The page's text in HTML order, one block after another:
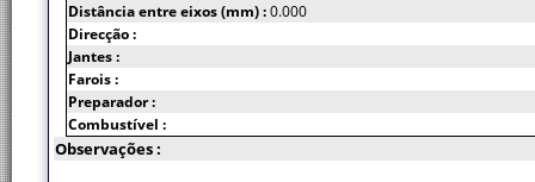
Distância entre eixos (mm) :0.000
Direcção :
Jantes :
Farois :
Preparador :
Combustível :
Observações :